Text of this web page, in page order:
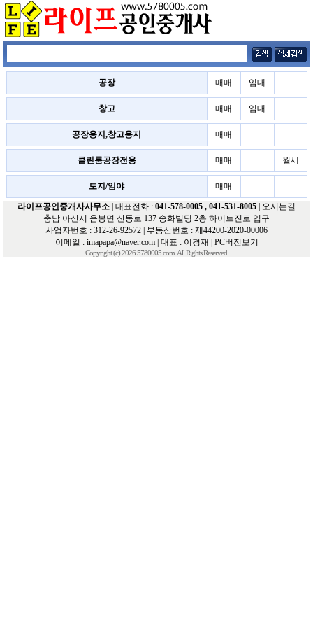
공장 매매 임대
창고 매매 임대
공장용지,창고용지 매매
클린룸공장전용 매매 월세
토지/임야 매매
라이프공인중개사사무소 | 대표전화 : 041-578-0005 , 041-531-8005
오시는길
충남 아산시 음봉면 산동로 137 송화빌딩 2층 하이트진로 입구
사업자번호 : 312-26-92572 | 부동산번호 : 제44200-2020-00006
이메일 : imapapa@naver.com| 대표 : 이경재 | PC버전보기
Copyright (c) 2026 5780005.com. All Rights Reserved.